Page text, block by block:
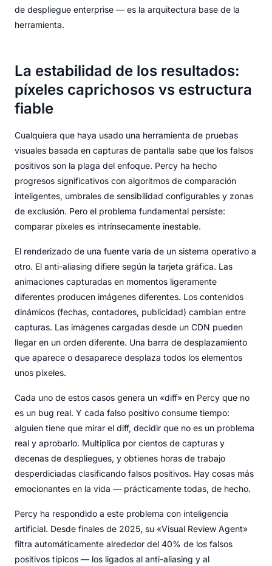
de despliegue enterprise — es la arquitectura base de la
herramienta.
La estabilidad de los resultados:
píxeles caprichosos vs estructura
fiable
Cualquiera que haya usado una herramienta de pruebas
visuales basada en capturas de pantalla sabe que los falsos
positivos son la plaga del enfoque. Percy ha hecho
progresos significativos con algoritmos de comparación
inteligentes, umbrales de sensibilidad configurables y zonas
de exclusión. Pero el problema fundamental persiste:
comparar píxeles es intrínsecamente inestable.
El renderizado de una fuente varía de un sistema operativo a
otro. El anti-aliasing difiere según la tarjeta gráfica. Las
animaciones capturadas en momentos ligeramente
diferentes producen imágenes diferentes. Los contenidos
dinámicos (fechas, contadores, publicidad) cambian entre
capturas. Las imágenes cargadas desde un CDN pueden
llegar en un orden diferente. Una barra de desplazamiento
que aparece o desaparece desplaza todos los elementos
unos píxeles.
Cada uno de estos casos genera un «diff» en Percy que no
es un bug real. Y cada falso positivo consume tiempo:
alguien tiene que mirar el diff, decidir que no es un problema
real y aprobarlo. Multiplica por cientos de capturas y
decenas de despliegues, y obtienes horas de trabajo
desperdiciadas clasificando falsos positivos. Hay cosas más
emocionantes en la vida — prácticamente todas, de hecho.
Percy ha respondido a este problema con inteligencia
artificial. Desde finales de 2025, su «Visual Review Agent»
filtra automáticamente alrededor del 40% de los falsos
positivos típicos — los ligados al anti-aliasing y al